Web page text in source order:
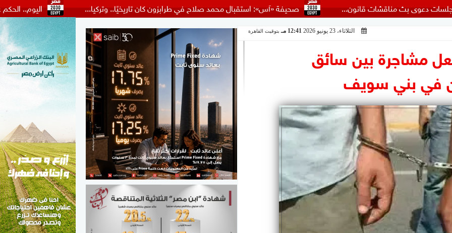
الزراعة فى مصر
سوق العقارات
المسؤولية المجتمعية
بطولات عربية
بطولات أوروبية
بطولات عالمية
شكاوي المواطن
السياحة في مصر
التكنولوجيا
المرأة والأسرة
السيارات
الطب والصحة
مواهب مصر
اليوم.. الحكم على سائق صحيفة «آس»: استقبال محمد صلاح في طرابزون كان تاريخيًا.. وتركيا... بث مناقشات قانون...
الثلاثاء، 23 يونيو 2026 12:41 مـ بتوقيت القاهرة
مشاجرة بين سائق
في بني سويف